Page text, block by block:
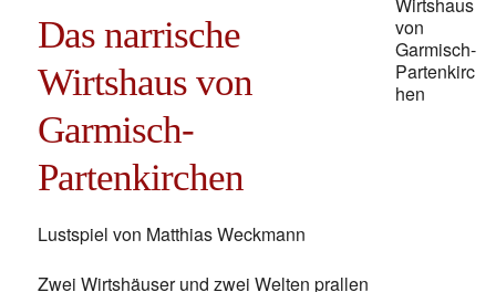
Das narrische
Wirtshaus von
Garmisch-
Partenkirchen
Lustspiel von Matthias Weckmann
Zwei Wirtshäuser und zwei Welten prallen